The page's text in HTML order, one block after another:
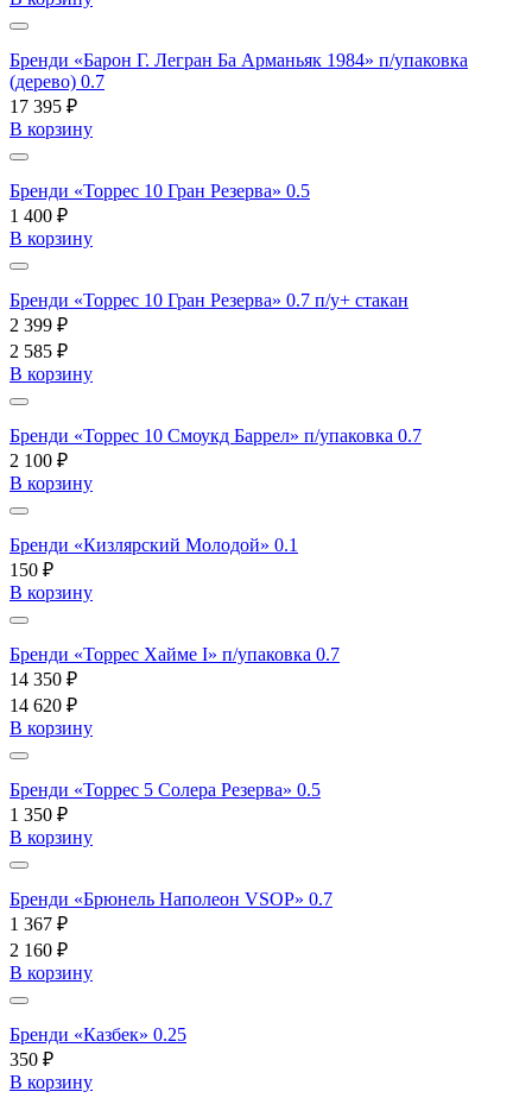
Бренди «Барон Г. Легран Ба Арманьяк 1984» п/упаковка
(дерево) 0.7
17 395 ₽
В корзину
Бренди «Торрес 10 Гран Резерва» 0.5
1 400 ₽
В корзину
Бренди «Торрес 10 Гран Резерва» 0.7 п/у+ стакан
2 399 ₽
2 585 ₽
В корзину
Бренди «Торрес 10 Смоукд Баррел» п/упаковка 0.7
2 100 ₽
В корзину
Бренди «Кизлярский Молодой» 0.1
150 ₽
В корзину
Бренди «Торрес Хайме I» п/упаковка 0.7
14 350 ₽
14 620 ₽
В корзину
Бренди «Торрес 5 Солера Резерва» 0.5
1 350 ₽
В корзину
Бренди «Брюнель Наполеон VSOP» 0.7
1 367 ₽
2 160 ₽
В корзину
Бренди «Казбек» 0.25
350 ₽
В корзину